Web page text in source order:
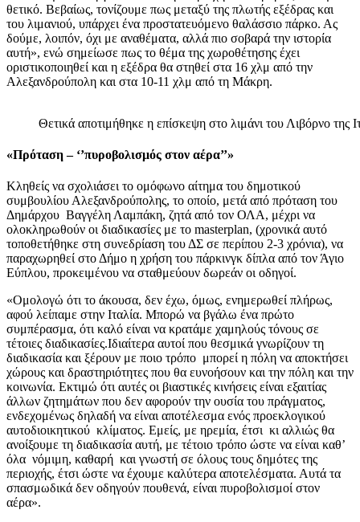
θετικό. Βεβαίως, τονίζουμε πως μεταξύ της πλωτής εξέδρας και
του λιμανιού, υπάρχει ένα προστατευόμενο θαλάσσιο πάρκο. Ας
δούμε, λοιπόν, όχι με αναθέματα, αλλά πιο σοβαρά την ιστορία
αυτή», ενώ σημείωσε πως το θέμα της χωροθέτησης έχει
οριστικοποιηθεί και η εξέδρα θα στηθεί στα 16 χλμ από την
Αλεξανδρούπολη και στα 10-11 χλμ από τη Μάκρη.
Θετικά αποτιμήθηκε η επίσκεψη στο λιμάνι του Λιβόρνο της
«Πρόταση – ‘’πυροβολισμός στον αέρα’’»
Κληθείς να σχολιάσει το ομόφωνο αίτημα του δημοτικού
συμβουλίου Αλεξανδρούπολης, το οποίο, μετά από πρόταση του
Δημάρχου Βαγγέλη Λαμπάκη, ζητά από τον ΟΛΑ, μέχρι να
ολοκληρωθούν οι διαδικασίες με το masterplan, (χρονικά αυτό
τοποθετήθηκε στη συνεδρίαση του ΔΣ σε περίπου 2-3 χρόνια), να
παραχωρηθεί στο Δήμο η χρήση του πάρκινγκ δίπλα από τον Άγιο
Εύπλου, προκειμένου να σταθμεύουν δωρεάν οι οδηγοί.
«Ομολογώ ότι το άκουσα, δεν έχω, όμως, ενημερωθεί πλήρως,
αφού λείπαμε στην Ιταλία. Μπορώ να βγάλω ένα πρώτο
συμπέρασμα, ότι καλό είναι να κρατάμε χαμηλούς τόνους σε
τέτοιες διαδικασίες.Ιδιαίτερα αυτοί που θεσμικά γνωρίζουν τη
διαδικασία και ξέρουν με ποιο τρόπο μπορεί η πόλη να αποκτήσει
χώρους και δραστηριότητες που θα ευνοήσουν και την πόλη και την
κοινωνία. Εκτιμώ ότι αυτές οι βιαστικές κινήσεις είναι εξαιτίας
άλλων ζητημάτων που δεν αφορούν την ουσία του πράγματος,
ενδεχομένως δηλαδή να είναι αποτέλεσμα ενός προεκλογικού
αυτοδιοικητικού κλίματος. Εμείς, με ηρεμία, έτσι κι αλλιώς θα
ανοίξουμε τη διαδικασία αυτή, με τέτοιο τρόπο ώστε να είναι καθ’
όλα νόμιμη, καθαρή και γνωστή σε όλους τους δημότες της
περιοχής, έτσι ώστε να έχουμε καλύτερα αποτελέσματα. Αυτά τα
σπασμωδικά δεν οδηγούν πουθενά, είναι πυροβολισμοί στον
αέρα».